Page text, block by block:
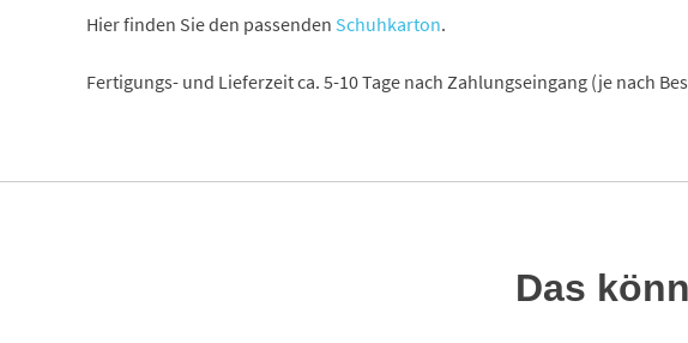
Hier finden Sie den passenden Schuhkarton.
Fertigungs- und Lieferzeit ca. 5-10 Tage nach Zahlungseingang (je nach
Das